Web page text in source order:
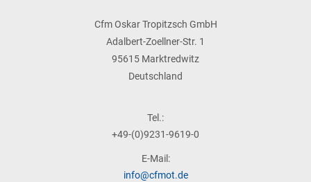
Cfm Oskar Tropitzsch GmbH
Adalbert-Zoellner-Str. 1
95615 Marktredwitz
Deutschland
Tel.:
+49-(0)9231-9619-0
E-Mail:
info@cfmot.de